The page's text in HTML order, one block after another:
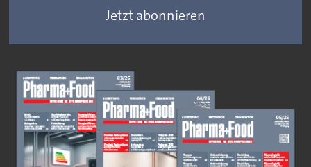
Jetzt abonnieren